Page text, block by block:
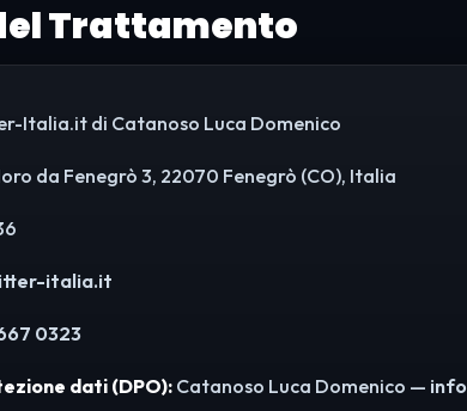
Trattamento
Italia.it di Catanoso Luca Domenico
da Fenegrò 3, 22070 Fenegrò (CO), Italia
italia.it
0323
dati (DPO): Catanoso Luca Domenico —